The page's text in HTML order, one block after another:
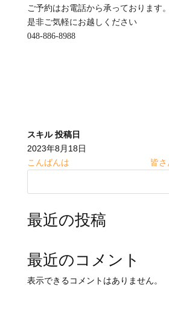
ご予約はお電話から承っております。
是非ご気軽にお越しください
048-886-8988
スキル 投稿日
2023年8月18日
こんばんは
皆
最近の投稿
最近のコメント
表示できるコメントはありません。